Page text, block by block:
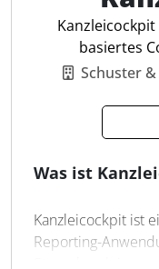
Smarte Analyse
Gemeinsames
Individuelle
Reporting
basiertes
Schuster
Was ist
Kanzleicockpit ist
Reporting-